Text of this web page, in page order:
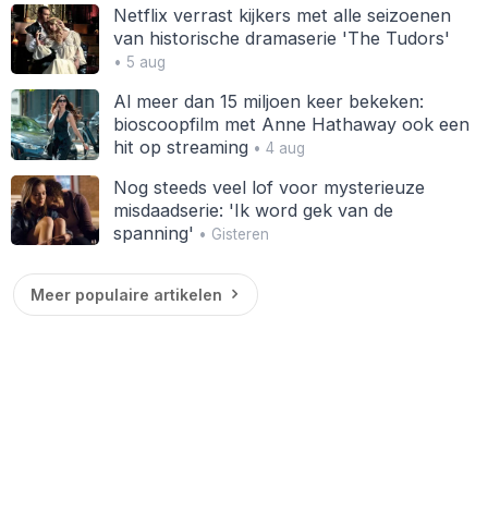
Netflix verrast kijkers met alle seizoenen
van historische dramaserie 'The Tudors'
• 5 aug
Al meer dan 15 miljoen keer bekeken:
bioscoopfilm met Anne Hathaway ook een
hit op streaming• 4 aug
Nog steeds veel lof voor mysterieuze
misdaadserie: 'Ik word gek van de
spanning' • Gisteren
Meer populaire artikelen